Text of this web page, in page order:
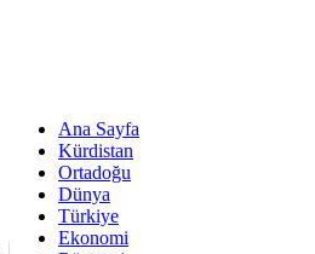
Ana Sayfa
Kürdistan
Ortadoğu
Dünya
Türkiye
Ekonomi